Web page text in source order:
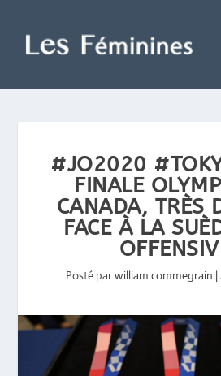
#JO2020
FINALE
CANADA, TRÈS
FACE À LA
Posté parwilliam commegrain |